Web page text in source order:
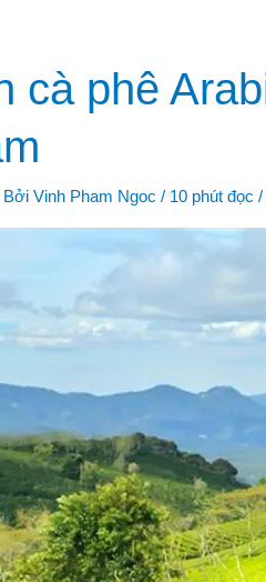
cà phê
BởiVinh Pham Ngoc/ 10 phút đọc